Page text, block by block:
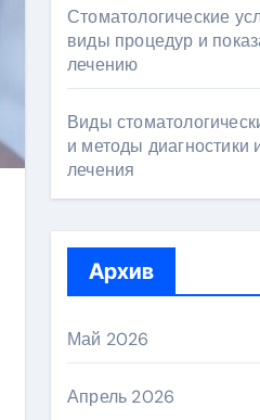
Стоматологические
виды процедур и
лечению
Виды
и методы диагностики
лечения
Архив
Май 2026
Апрель 2026